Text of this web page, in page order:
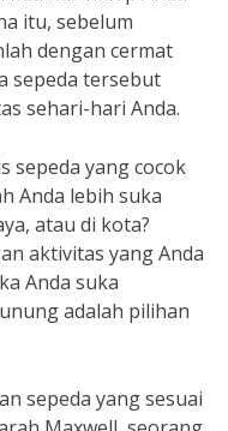
itu, sebelum
dengan cermat
sepeda tersebut
sehari-hari Anda.
sepeda yang cocok
Anda lebih suka
atau di kota?
aktivitas yang Anda
Anda suka
adalah pilihan
sepeda yang sesuai